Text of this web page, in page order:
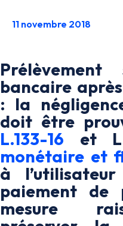
11 novembre 2018
bancaire
: la
doit être
L.133-16 et L
monétaire et
à
paiement de
mesure